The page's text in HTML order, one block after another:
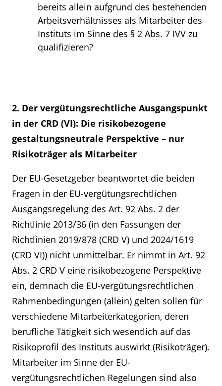
bereits allein aufgrund des bestehenden
Arbeitsverhältnisses als Mitarbeiter des
Instituts im Sinne des § 2 Abs. 7 IVV zu
qualifizieren?
2. Der vergütungsrechtliche Ausgangspunkt
in der CRD (VI): Die risikobezogene
gestaltungsneutrale Perspektive – nur
Risikoträger als Mitarbeiter
Der EU-Gesetzgeber beantwortet die beiden
Fragen in der EU-vergütungsrechtlichen
Ausgangsregelung des Art. 92 Abs. 2 der
Richtlinie 2013/36 (in den Fassungen der
Richtlinien 2019/878 (CRD V) und 2024/1619
(CRD VI)) nicht unmittelbar. Er nimmt in Art. 92
Abs. 2 CRD V eine risikobezogene Perspektive
ein, demnach die EU-vergütungsrechtlichen
Rahmenbedingungen (allein) gelten sollen für
verschiedene Mitarbeiterkategorien, deren
berufliche Tätigkeit sich wesentlich auf das
Risikoprofil des Instituts auswirkt (Risikoträger).
Mitarbeiter im Sinne der EU-
vergütungsrechtlichen Regelungen sind also